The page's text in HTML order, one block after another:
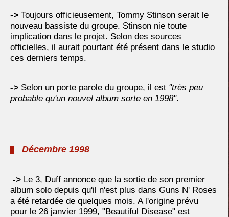
-> Toujours officieusement, Tommy Stinson serait le
nouveau bassiste du groupe. Stinson nie toute
implication dans le projet. Selon des sources
officielles, il aurait pourtant été présent dans le studio
ces derniers temps.
-> Selon un porte parole du groupe, il est "très peu
probable qu'un nouvel album sorte en 1998".
Décembre 1998
-> Le 3, Duff annonce que la sortie de son premier
album solo depuis qu'il n'est plus dans Guns N' Roses
a été retardée de quelques mois. A l'origine prévu
pour le 26 janvier 1999, "Beautiful Disease" est